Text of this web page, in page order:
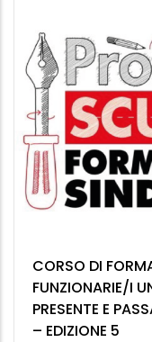
CORSO DI
FUNZIONARIE/I
PRESENTE E
– EDIZIONE 5